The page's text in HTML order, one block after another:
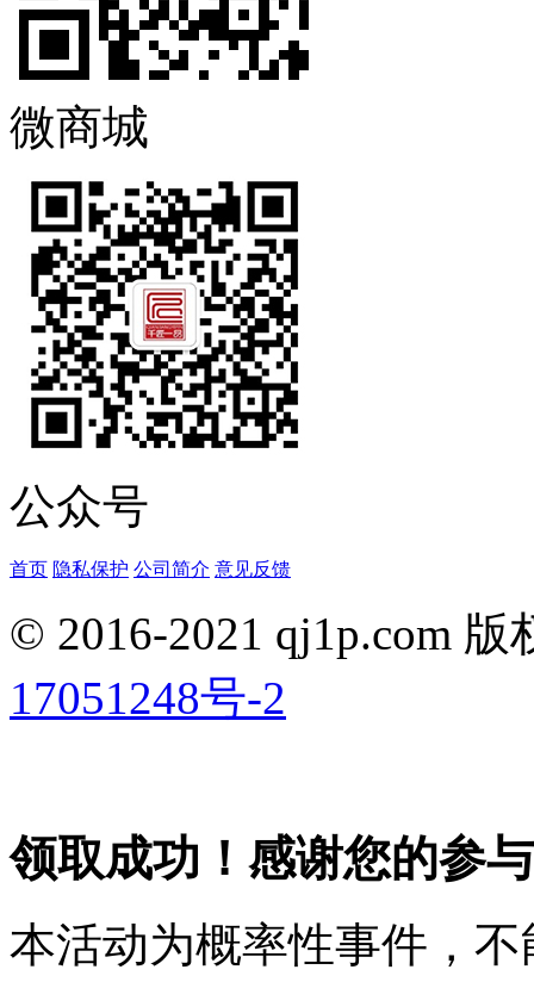
微商城
公众号
首页 隐私保护 公司简介 意见反馈
© 2016-2021 qj1p.com
17051248号-2
领取成功！感谢您的参
本活动为概率性事件，